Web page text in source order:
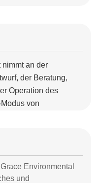
nimmt an der
der Beratung,
Operation des
von
Environmental
und